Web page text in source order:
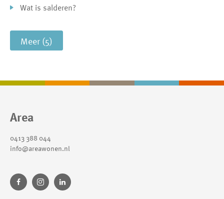
Wat is salderen?
Meer (5)
Contactinformatie
Area
0413 388 044
info@areawonen.nl